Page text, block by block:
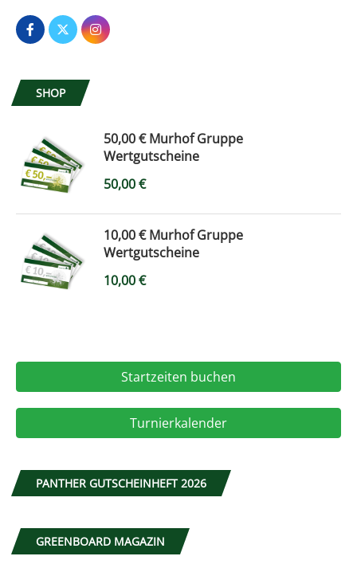
SHOP
50,00 € Murhof Gruppe
Wertgutscheine
50,00€
10,00 € Murhof Gruppe
Wertgutscheine
10,00€
Startzeiten buchen
Turnierkalender
PANTHER GUTSCHEINHEFT 2026
GREENBOARD MAGAZIN